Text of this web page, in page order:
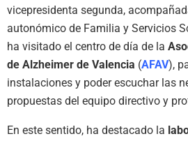
vicepresidenta segunda,
autonómico de Familia y Servicios
ha visitado el centro de día de la
de Alzheimer de Valencia (AFAV),
instalaciones y poder escuchar las
propuestas del equipo directivo y
En este sentido, ha destacado la